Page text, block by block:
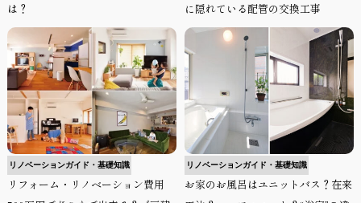
は？
に隠れている配管の交換工事
リノベーションガイド・基礎知識
リフォーム・リノベーション費用
リノベーションガイド・基礎知識
お家のお風呂はユニットバス？在来